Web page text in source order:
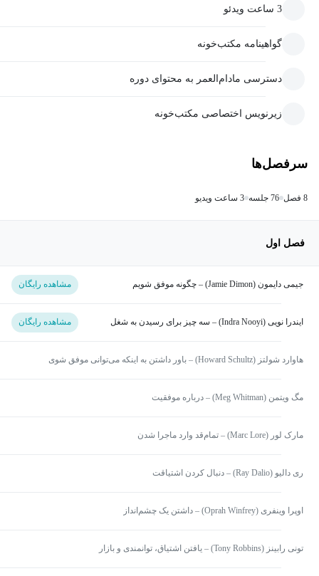
3 ساعت ویدئو
گواهینامه مکتب‌خونه
دسترسی مادام‌العمر به محتوای دوره
زیرنویس اختصاصی مکتب‌خونه
سرفصل‌ها
8 فصل 76 جلسه 3 ساعت ویدیو
فصل اول
جیمی دایمون (Jamie Dimon) – چگونه موفق شویم مشاهده رایگان
ایندرا نویی (Indra Nooyi) – سه چیز برای رسیدن به شغل
مشاهده رایگان
هاوارد شولتز (Howard Schultz) – باور داشتن به اینکه می‌توانی موفق شوی
مگ ویتمن (Meg Whitman) – درباره موفقیت
مارک لور (Marc Lore) – تمام‌قد وارد ماجرا شدن
ری دالیو (Ray Dalio) – دنبال کردن اشتیاقت
اوپرا وینفری (Oprah Winfrey) – داشتن یک چشم‌انداز
تونی رابینز (Tony Robbins) – یافتن اشتیاق، توانمندی و بازار